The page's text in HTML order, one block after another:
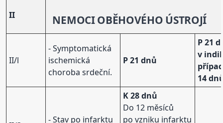
II NEMOCI OBĚHOVÉHO ÚSTROJÍ
II/l
- Symptomatická
ischemická
choroba srdeční.
P 21 dnů
P 21
v
14
- Stav po infarktu
K 28 dnů
Do 12 měsíců
po vzniku infarktu